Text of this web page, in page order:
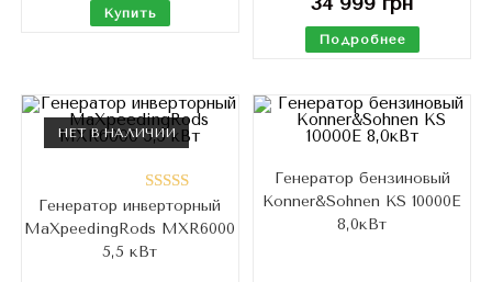
Купить
Подробнее
НЕТ В НАЛИЧИИ
Оценка
5.00из 5
Генератор инверторный
MaXpeedingRods MXR6000
5,5 кВт
Генератор бензиновый
Konner&Sohnen KS 10000E
8,0кВт